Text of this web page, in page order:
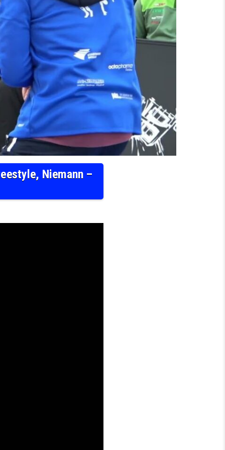
Niemann –
2025 IN PLAUEN, JUGEND B, 41 KG, FREESTYLE, NIEMANN – LEISTNER